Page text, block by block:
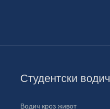
Студентски водич
Водич кроз живот